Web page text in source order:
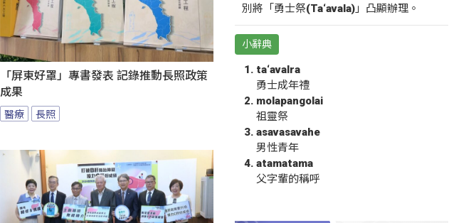
「屏東好罩」專書發表 記錄推動長照政策
成果
醫療 長照
別將「勇士祭(Ta‘avala)」凸顯辦理。
小辭典
ta‘avalra
勇士成年禮
molapangolai
祖靈祭
asavasavahe
男性青年
atamatama
父字輩的稱呼